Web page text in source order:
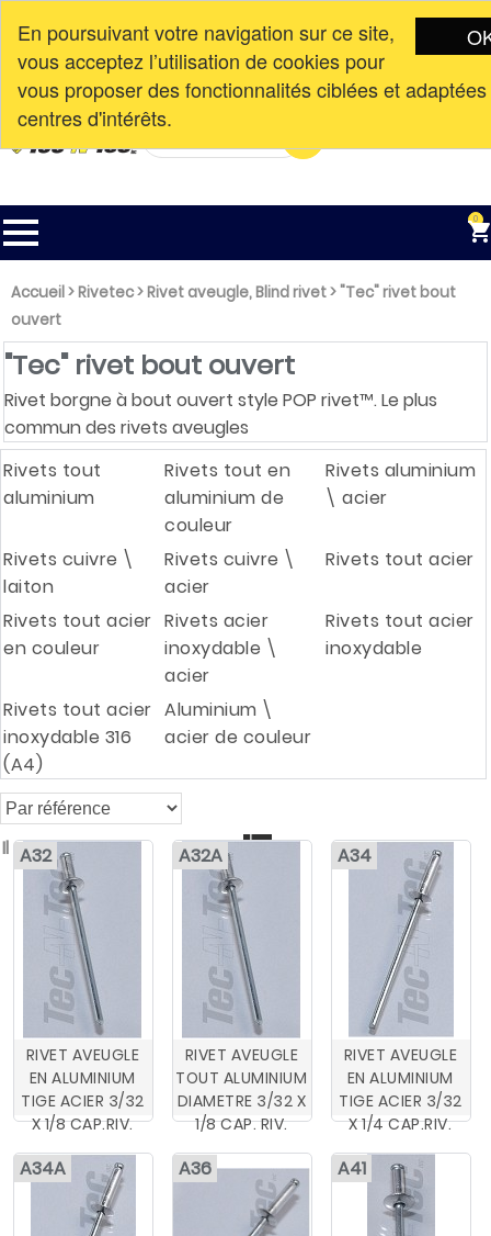
En poursuivant votre navigation sur ce site,
vous acceptez l’utilisation de cookies pour
vous proposer des fonctionnalités ciblées et
centres d'intérêts.
Nouvelle adresse à partir du
10 avril 2023. 113-3351 AV DE LA
GARE, MASCOUCHE, QC, J7K 3C1
CAD$
English
0
Accueil>Rivetec>Rivet aveugle, Blind rivet>"Tec" rivet bout
ouvert
"Tec" rivet bout ouvert
Rivet borgne à bout ouvert style POP rivet™. Le plus
commun des rivets aveugles
Rivets tout
aluminium
Rivets tout en
aluminium de
couleur
Rivets aluminium
\ acier
Rivets cuivre \
laiton
Rivets cuivre \
acier
Rivets tout acier
Rivets tout acier
en couleur
Rivets acier
inoxydable \
acier
Rivets tout acier
inoxydable
Rivets tout acier
inoxydable 316
(A4)
Aluminium \
acier de couleur
Il y a 130 produits 
RIVET AVEUGLE
EN ALUMINIUM
TIGE ACIER 3/32
X 1/8 CAP.RIV.
A32
RIVET AVEUGLE
TOUT ALUMINIUM
DIAMETRE 3/32 X
1/8 CAP. RIV.
A32A
RIVET AVEUGLE
EN ALUMINIUM
TIGE ACIER 3/32
X 1/4 CAP.RIV.
A34
A34A A36 A41